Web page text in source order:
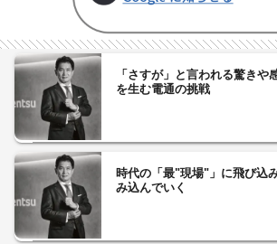
「さすが」と言われる驚きや
を生む電通の挑戦
時代の「最"現場"」に飛び込
み込んでいく